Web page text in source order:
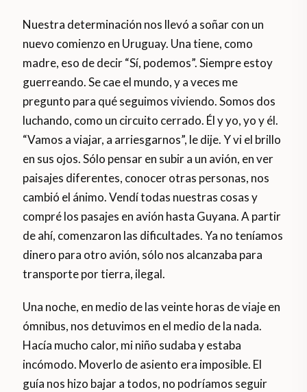
Nuestra determinación nos llevó a soñar con un
nuevo comienzo en Uruguay. Una tiene, como
madre, eso de decir “Sí, podemos”. Siempre estoy
guerreando. Se cae el mundo, y a veces me
pregunto para qué seguimos viviendo. Somos dos
luchando, como un circuito cerrado. Él y yo, yo y él.
“Vamos a viajar, a arriesgarnos”, le dije. Y vi el brillo
en sus ojos. Sólo pensar en subir a un avión, en ver
paisajes diferentes, conocer otras personas, nos
cambió el ánimo. Vendí todas nuestras cosas y
compré los pasajes en avión hasta Guyana. A partir
de ahí, comenzaron las dificultades. Ya no teníamos
dinero para otro avión, sólo nos alcanzaba para
transporte por tierra, ilegal.
Una noche, en medio de las veinte horas de viaje en
ómnibus, nos detuvimos en el medio de la nada.
Hacía mucho calor, mi niño sudaba y estaba
incómodo. Moverlo de asiento era imposible. El
guía nos hizo bajar a todos, no podríamos seguir